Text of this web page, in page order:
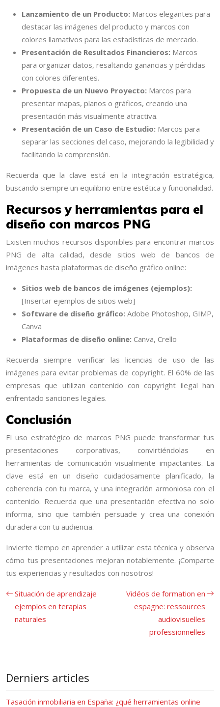
Lanzamiento de un Producto: Marcos elegantes para
destacar las imágenes del producto y marcos con
colores llamativos para las estadísticas de mercado.
Presentación de Resultados Financieros: Marcos
para organizar datos, resaltando ganancias y pérdidas
con colores diferentes.
Propuesta de un Nuevo Proyecto: Marcos para
presentar mapas, planos o gráficos, creando una
presentación más visualmente atractiva.
Presentación de un Caso de Estudio: Marcos para
separar las secciones del caso, mejorando la legibilidad y
facilitando la comprensión.
Recuerda que la clave está en la integración estratégica,
buscando siempre un equilibrio entre estética y funcionalidad.
Recursos y herramientas para el
diseño con marcos PNG
Existen muchos recursos disponibles para encontrar marcos
PNG de alta calidad, desde sitios web de bancos de
imágenes hasta plataformas de diseño gráfico online:
Sitios web de bancos de imágenes (ejemplos):
[Insertar ejemplos de sitios web]
Software de diseño gráfico: Adobe Photoshop, GIMP,
Canva
Plataformas de diseño online: Canva, Crello
Recuerda siempre verificar las licencias de uso de las
imágenes para evitar problemas de copyright. El 60% de las
empresas que utilizan contenido con copyright ilegal han
enfrentado sanciones legales.
Conclusión
El uso estratégico de marcos PNG puede transformar tus
presentaciones corporativas, convirtiéndolas en
herramientas de comunicación visualmente impactantes. La
clave está en un diseño cuidadosamente planificado, la
coherencia con tu marca, y una integración armoniosa con el
contenido. Recuerda que una presentación efectiva no solo
informa, sino que también persuade y crea una conexión
duradera con tu audiencia.
Invierte tiempo en aprender a utilizar esta técnica y observa
cómo tus presentaciones mejoran notablemente. ¡Comparte
tus experiencias y resultados con nosotros!
Situación de aprendizaje
ejemplos en terapias
naturales
Vidéos de formation en
espagne: ressources
audiovisuelles
professionnelles
Derniers articles
Tasación inmobiliaria en España: ¿qué herramientas online